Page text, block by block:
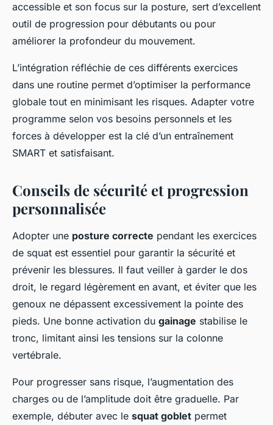
accessible et son focus sur la posture, sert d’excellent
outil de progression pour débutants ou pour
améliorer la profondeur du mouvement.
L’intégration réfléchie de ces différents exercices
dans une routine permet d’optimiser la performance
globale tout en minimisant les risques. Adapter votre
programme selon vos besoins personnels et les
forces à développer est la clé d’un entraînement
SMART et satisfaisant.
Conseils de sécurité et progression
personnalisée
Adopter une posture correcte pendant les exercices
de squat est essentiel pour garantir la sécurité et
prévenir les blessures. Il faut veiller à garder le dos
droit, le regard légèrement en avant, et éviter que les
genoux ne dépassent excessivement la pointe des
pieds. Une bonne activation du gainage stabilise le
tronc, limitant ainsi les tensions sur la colonne
vertébrale.
Pour progresser sans risque, l’augmentation des
charges ou de l’amplitude doit être graduelle. Par
exemple, débuter avec le squat goblet permet